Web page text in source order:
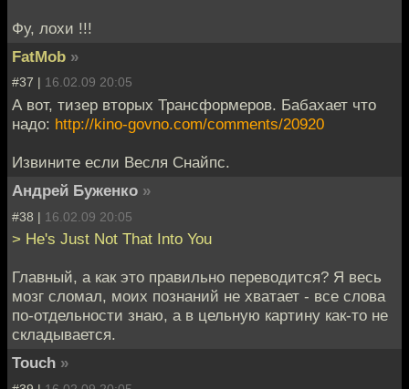
Фу, лохи !!!
FatMob »
#37 | 16.02.09 20:05
А вот, тизер вторых Трансформеров. Бабахает что
надо: http://kino-govno.com/comments/20920
Извините если Весля Снайпс.
Андрей Буженко »
#38 | 16.02.09 20:05
> He's Just Not That Into You
Главный, а как это правильно переводится? Я весь
мозг сломал, моих познаний не хватает - все слова
по-отдельности знаю, а в цельную картину как-то не
складывается.
Touch »